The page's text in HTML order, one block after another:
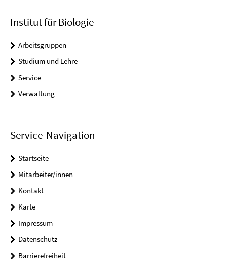
Institut für Biologie
Arbeitsgruppen
Studium und Lehre
Service
Verwaltung
Service-Navigation
Startseite
Mitarbeiter/innen
Kontakt
Karte
Impressum
Datenschutz
Barrierefreiheit